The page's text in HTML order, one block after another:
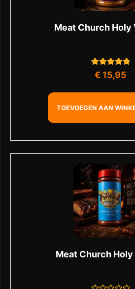
Meat Church Holy
Gewaardeerd
5.00
gebaseerd op
waardering
€ 15,95
TOEVOEGEN AAN
Meat Church Holy